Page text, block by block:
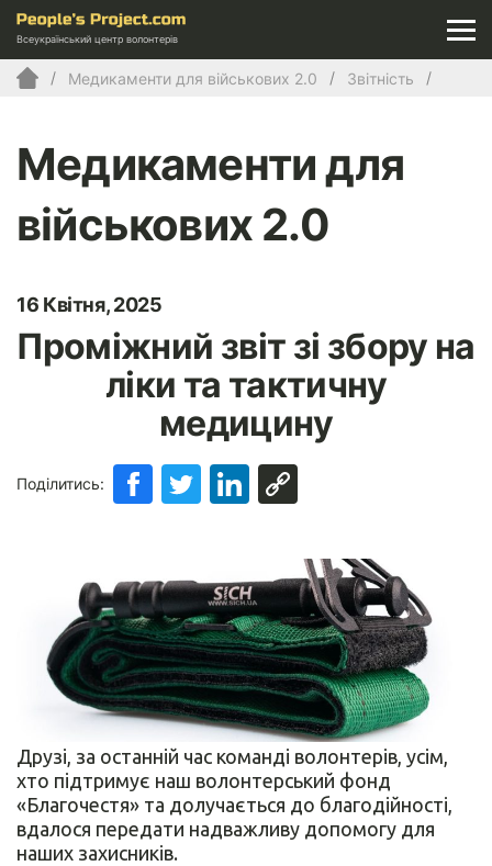
Всеукраїнський центр волонтерів
Медикаменти для військових 2.0 Звітність
Медикаменти для
військових 2.0
16 Квітня, 2025
Проміжний звіт зі збору на
ліки та тактичну
медицину
Поділитись:
Друзі, за останній час команді волонтерів, усім,
хто підтримує наш волонтерський фонд
«Благочестя» та долучається до благодійності,
вдалося передати надважливу допомогу для
наших захисників.